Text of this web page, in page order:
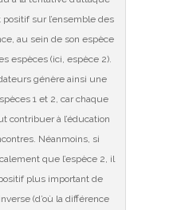
sur l’ensemble des
au sein de son espèce
espèces (ici, espèce 2).
génère ainsi une
1 et 2, car chaque
contribuer à l’éducation
Néanmoins, si
que l’espèce 2, il
plus important de
(d’où la différence